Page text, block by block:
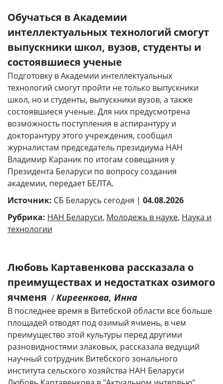
Обучаться в Академии
интеллектуальных технологий смогут
выпускники школ, вузов, студенты и
состоявшиеся ученые
Подготовку в Академии интеллектуальных
технологий смогут пройти не только выпускники
школ, но и студенты, выпускники вузов, а также
состоявшиеся ученые. Для них предусмотрена
возможность поступления в аспирантуру и
докторантуру этого учреждения, сообщил
журналистам председатель президиума НАН
Владимир Караник по итогам совещания у
Президента Беларуси по вопросу создания
академии, передает БЕЛТА.
Источник: СБ Беларусь сегодня | 04.08.2026
Рубрика: НАН Беларуси, Молодежь в науке, Наука и
технологии
Любовь Картавенкова рассказала о
преимуществах и недостатках озимого
ячменя /Киреенкова, Инна
В последнее время в Витебской области все больше
площадей отводят под озимый ячмень, в чем
преимущество этой культуры перед другими
разновидностями злаковых, рассказала ведущий
научный сотрудник Витебского зонального
института сельского хозяйства НАН Беларуси